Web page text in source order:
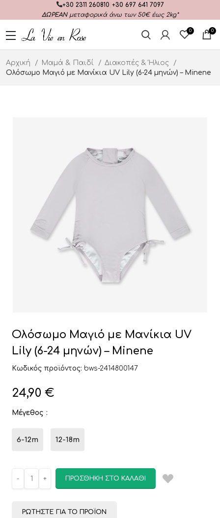
+30 2311 260810 +30 697 641 7097
ΔΩΡΕΑΝμεταφορικά άνω των 50€ έως 2kg*
0 0
Αρχική Μαμά & Παιδί
Διακοπές & Ήλιος
Ολόσωμο Μαγιό με Μανίκια UV Lily (6-24 μηνών) – Minene
Ολόσωμο Μαγιό με Μανίκια UV
Lily (6-24 μηνών) – Minene
Κωδικός προϊόντος: bws-2414800147
24,90 €
Μέγεθος
6-12m 12-18m
ΠΡΟΣΘΉΚΗ ΣΤΟ ΚΑΛΆΘΙ
ΡΩΤΉΣΤΕ ΓΙΑ ΤΟ ΠΡΟΪΌΝ